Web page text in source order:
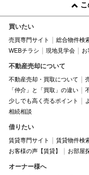
買いたい
売買専門サイト 総合物件検
WEBチラシ
現地見学会 お
不動産売却について
不動産売却・買取について
「仲介」と「買取」の違い
少しでも高く売るポイント
相続相談
借りたい
賃貸専門サイト 賃貸物件検
お客様の声【賃貸】
お部屋
オーナー様へ